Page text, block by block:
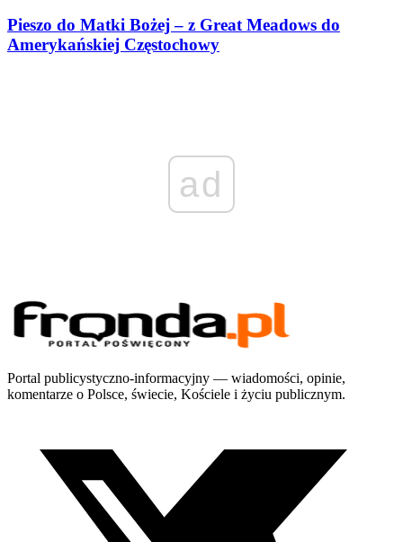
Pieszo do Matki Bożej – z Great Meadows do
Amerykańskiej Częstochowy
ad
Portal publicystyczno-informacyjny — wiadomości, opinie,
komentarze o Polsce, świecie, Kościele i życiu publicznym.